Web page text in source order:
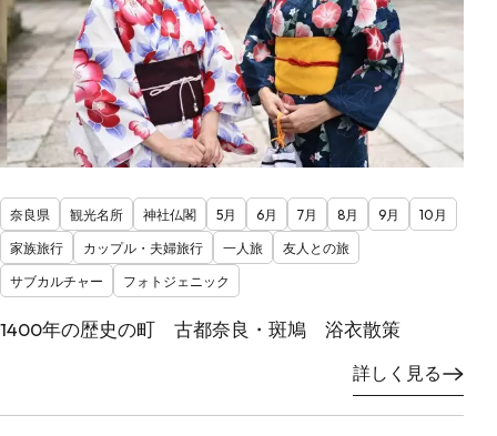
奈良県 観光名所 神社仏閣 5月 6月 7月 8月 9月
10月
家族旅行
カップル・夫婦旅行 一人旅
友人との旅
サブカルチャー
フォトジェニック
1400年の歴史の町 古都奈良・斑鳩 浴衣散策
詳しく見る